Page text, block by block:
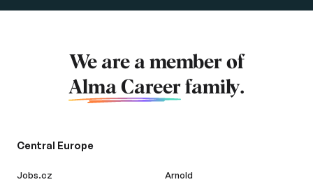
We are a member of
Alma Career family.
Central Europe
Jobs.cz
Arnold